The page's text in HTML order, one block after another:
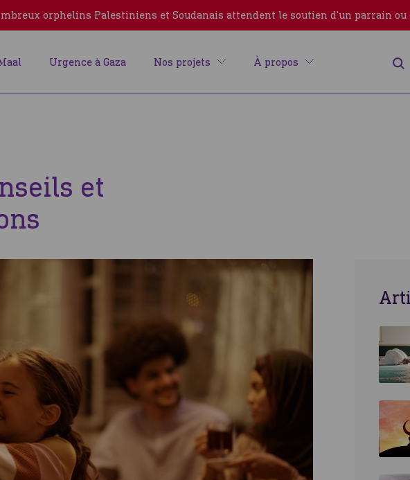
orphelins Palestiniens et Soudanais attendent le soutien d'un parrain
Urgence à Gaza Nos projets À propos
et